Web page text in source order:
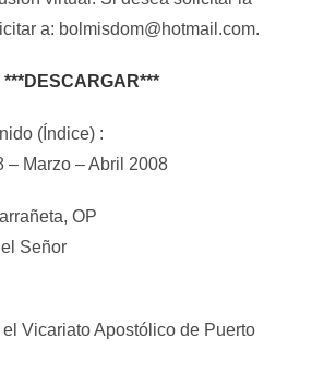
a: bolmisdom@hotmail.com.
***DESCARGAR***
(Índice) :
– Marzo – Abril 2008
OP
Señor
Vicariato Apostólico de Puerto